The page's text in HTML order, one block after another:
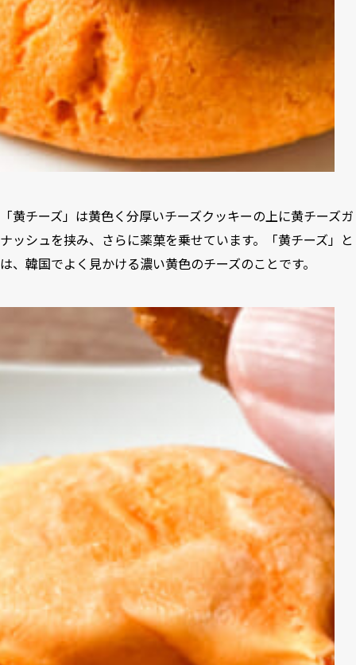
「黄チーズ」は黄色く分厚いチーズクッキーの上に黄チーズガ
ナッシュを挟み、さらに薬菓を乗せています。「黄チーズ」と
は、韓国でよく見かける濃い黄色のチーズのことです。